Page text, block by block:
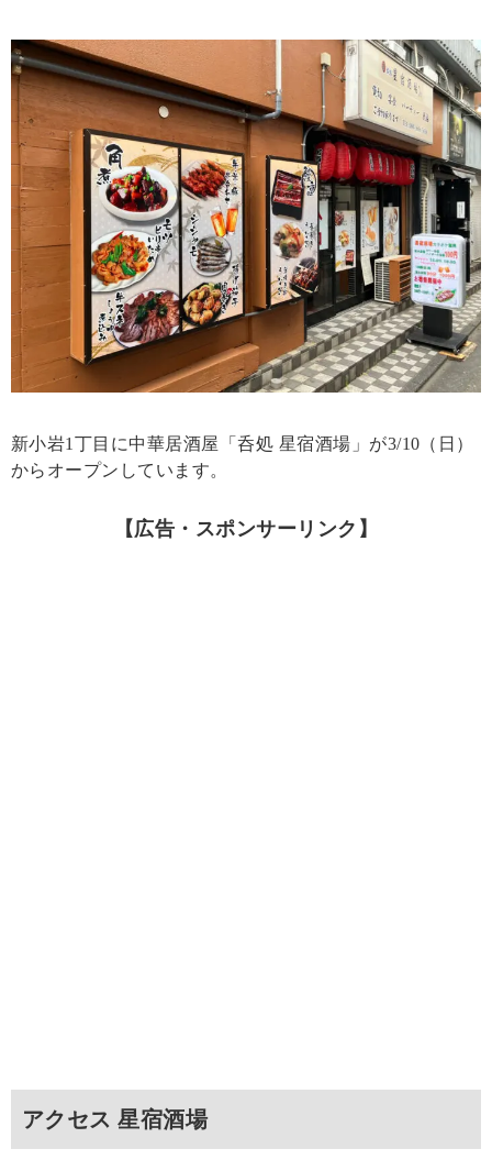
新小岩1丁目に中華居酒屋「呑処 星宿酒場」が3/10（日）
からオープンしています。
【広告・スポンサーリンク】
アクセス 星宿酒場